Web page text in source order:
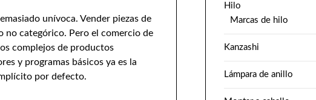
unívoca. Vender piezas de
no categórico. Pero el comercio de
complejos de productos
y programas básicos ya es la
por defecto.
Hilo
Marcas de hilo
Kanzashi
Lámpara de anillo